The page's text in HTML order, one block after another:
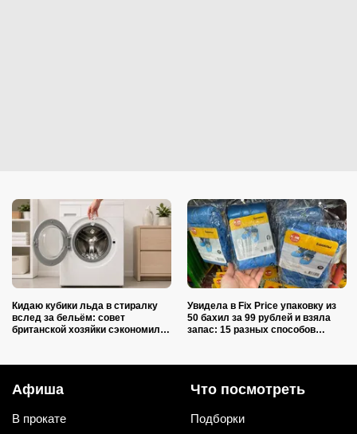
Кидаю кубики льда в стиралку
вслед за бельём: совет
британской хозяйки сэкономил
Увидела в Fix Price упаковку из
50 бахил за 99 рублей и взяла
запас: 15 разных способов
Афиша
В прокате
Что посмотреть
Подборки